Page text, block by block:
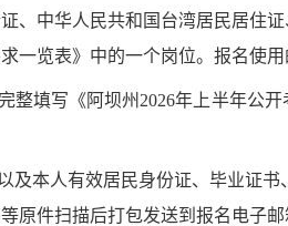
、中华人民共和国台湾居民居住
一览表》中的一个岗位。报名使用
整填写 《阿坝州 2026年上半年公
及本人有效居民身份证、毕业证书
原件扫描后打包发送到报名电子